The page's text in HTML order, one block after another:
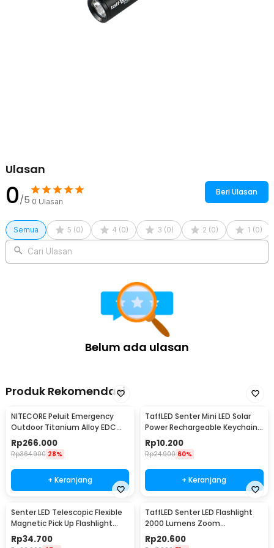
Menggunakan baterai isi ulang 500 mAh sehingga lebih hemat
dibandingkan penggunaan baterai sekali pakai. Pengisian daya
Rincian yang Anda dapatkan untuk pembelian produk ini:
1 x TaffLED Senter UV Mini Rechargeable Flashlight Ultraviolet
395nm - UV-395
1 x Kabel USB Type C
Ulasan
0/5 0 Ulasan
Beri Ulasan
Semua 5 (0) 4 (0) 3 (0) 2 (0) 1 (0)
Cari Ulasan
Belum ada ulasan
Produk Rekomendasi
NITECORE Peluit Emergency
Outdoor Titanium Alloy EDC
Survival 120dB - NWS10
Rp266.000
Rp364.900 28%
+ Keranjang
TaffLED Senter Mini LED Solar
Power Rechargeable Keychain
3 LED 0.8W - XY
Rp10.200
Rp24.900 60%
+ Keranjang
Senter LED Telescopic Flexible
Magnetic Pick Up Flashlight
Aluminium
Rp34.700
TaffLED Senter LED Flashlight
2000 Lumens Zoom
Waterproof - Pocketman P1
Rp20.600